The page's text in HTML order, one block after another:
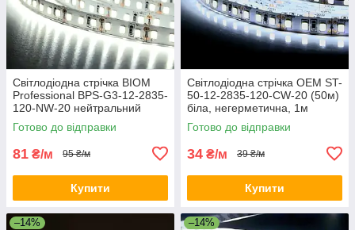
Світлодіодна стрічка BIOM
Professional BPS-G3-12-2835-
120-NW-20 нейтральний
білий, негерметична, 1м
Готово до відправки
81 ₴/м 95 ₴/м
Купити
Світлодіодна стрічка OEM ST-
50-12-2835-120-CW-20 (50м)
біла, негерметична, 1м
Готово до відправки
34 ₴/м 39 ₴/м
Купити
–14% –14%